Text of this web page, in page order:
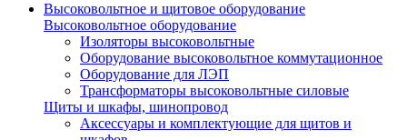
Высоковольтное и щитовое оборудование
Высоковольтное оборудование
Изоляторы высоковольтные
Оборудование высоковольтное коммутационное
Оборудование для ЛЭП
Трансформаторы высоковольтные силовые
Щиты и шкафы, шинопровод
Аксессуары и комплектующие для щитов и